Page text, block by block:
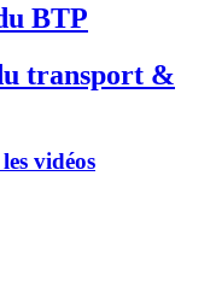
BTP
transport &
vidéos